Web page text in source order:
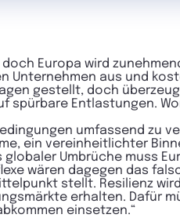
Europa wird
Unternehmen aus und
gestellt, doch
spürbare Entlastungen.
umfassend zu
ein vereinheitlichter
Umbrüche muss
wären dagegen das
stellt. Resilienz
erhalten. Dafür
einsetzen.“